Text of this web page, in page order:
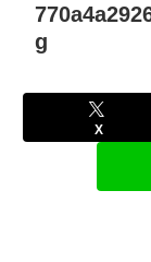
g
X